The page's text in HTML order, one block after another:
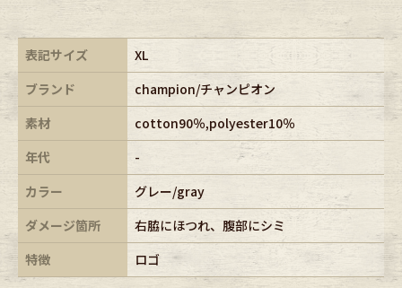
表記サイズ
XL
ブランド
champion/チャンピオン
素材
cotton90％,polyester10％
年代
-
カラー
グレー/gray
ダメージ箇所
右脇にほつれ、腹部にシミ
特徴
ロゴ